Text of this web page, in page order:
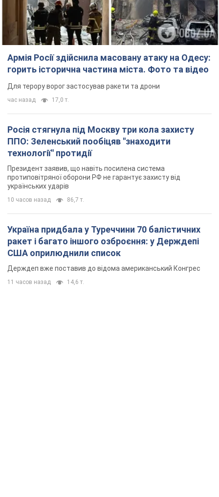
Армія Росії здійснила масовану атаку на Одесу:
горить історична частина міста. Фото та відео
Для терору ворог застосував ракети та дрони
час назад 17,0 т.
Росія стягнула під Москву три кола захисту
ППО: Зеленський пообіцяв "знаходити
технології" протидії
Президент заявив, що навіть посилена система
протиповітряної оборони РФ не гарантує захисту від
українських ударів
10 часов назад 86,7 т.
Україна придбала у Туреччини 70 балістичних
ракет і багато іншого озброєння: у Держдепі
США оприлюднили список
Держдеп вже поставив до відома американський Конгрес
11 часов назад 14,6 т.